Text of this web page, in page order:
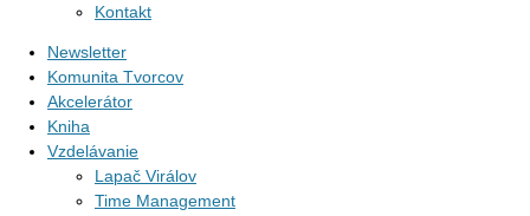
Kontakt
Newsletter
Komunita Tvorcov
Akcelerátor
Kniha
Vzdelávanie
Lapač Virálov
Time Management